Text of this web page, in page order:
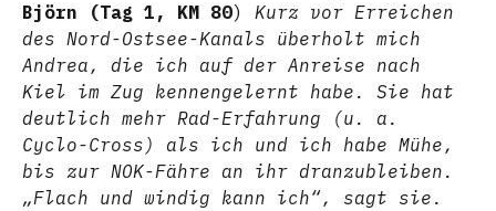
Björn (Tag 1, KM 80) Kurz vor Erreichen
des Nord-Ostsee-Kanals überholt mich
Andrea, die ich auf der Anreise nach
Kiel im Zug kennengelernt habe. Sie hat
deutlich mehr Rad-Erfahrung (u. a.
Cyclo-Cross) als ich und ich habe Mühe,
bis zur NOK-Fähre an ihr dranzubleiben.
„Flach und windig kann ich“, sagt sie.